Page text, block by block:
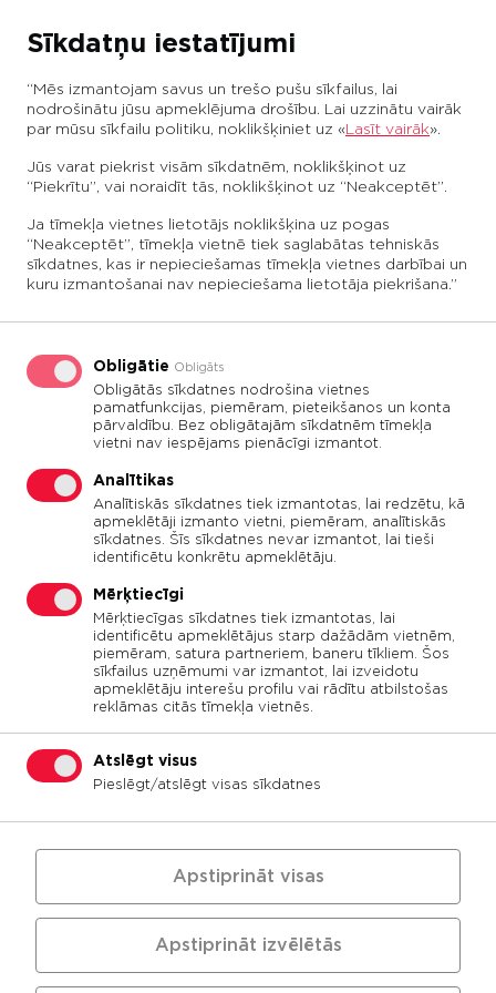
EN
PAR CTB HOLDINGU
KONTAKTI
Ceļu būvniecība un uzturēšana
Transportbetona ražošana un
Inerto materiālu ieguve,
pārdošana
Daudzfunkcionāla centra izveide
Daudznozaru
uzņēmumu grupa
pakalpojumu kvalitāti, kā arī vides un darba
aizsardzības pārvaldes sistēmas standartus
visos meitasuzņēmumos
Ceļu būvniecība un uzturēšana
Transportbetona ražošana un
Inerto materiālu ieguve,
pārdošana
Daudzfunkcionāla centra izveide
Sīkdatņu iestatījumi
“Mēs izmantojam savus un trešo pušu sīkfailus, lai
nodrošinātu jūsu apmeklējuma drošību. Lai uzzinātu vairāk
par mūsu sīkfailu politiku, noklikšķiniet uz « Lasīt vairāk».
Jūs varat piekrist visām sīkdatnēm, noklikšķinot uz
“Piekrītu”, vai noraidīt tās, noklikšķinot uz “Neakceptēt”.
Ja tīmekļa vietnes lietotājs noklikšķina uz pogas
“Neakceptēt”, tīmekļa vietnē tiek saglabātas tehniskās
sīkdatnes, kas ir nepieciešamas tīmekļa vietnes darbībai un
kuru izmantošanai nav nepieciešama lietotāja piekrišana.”
Obligātie Obligāts
Obligātās sīkdatnes nodrošina vietnes
pamatfunkcijas, piemēram, pieteikšanos un konta
pārvaldību. Bez obligātajām sīkdatnēm tīmekļa
vietni nav iespējams pienācīgi izmantot.
Analītikas
Analītiskās sīkdatnes tiek izmantotas, lai redzētu, kā
apmeklētāji izmanto vietni, piemēram, analītiskās
sīkdatnes. Šīs sīkdatnes nevar izmantot, lai tieši
identificētu konkrētu apmeklētāju.
Mērķtiecīgi
Mērķtiecīgas sīkdatnes tiek izmantotas, lai
identificētu apmeklētājus starp dažādām vietnēm,
piemēram, satura partneriem, baneru tīkliem. Šos
sīkfailus uzņēmumi var izmantot, lai izveidotu
apmeklētāju interešu profilu vai rādītu atbilstošas
reklāmas citās tīmekļa vietnēs.
Atslēgt visus
Pieslēgt/atslēgt visas sīkdatnes
Apstiprināt izvēlētās
Apstiprināt visas